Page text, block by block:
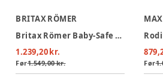
BRITAX RÖMER
Britax Römer Baby-Safe Core Autostol - Space Black
1.239,20 kr.
Før1.549,00 kr. Før